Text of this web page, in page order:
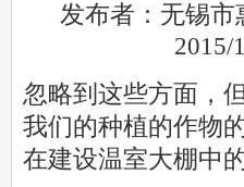
发布者：无锡市
2015/
忽略到这些方面，
我们的种植的作物
在建设温室大棚中